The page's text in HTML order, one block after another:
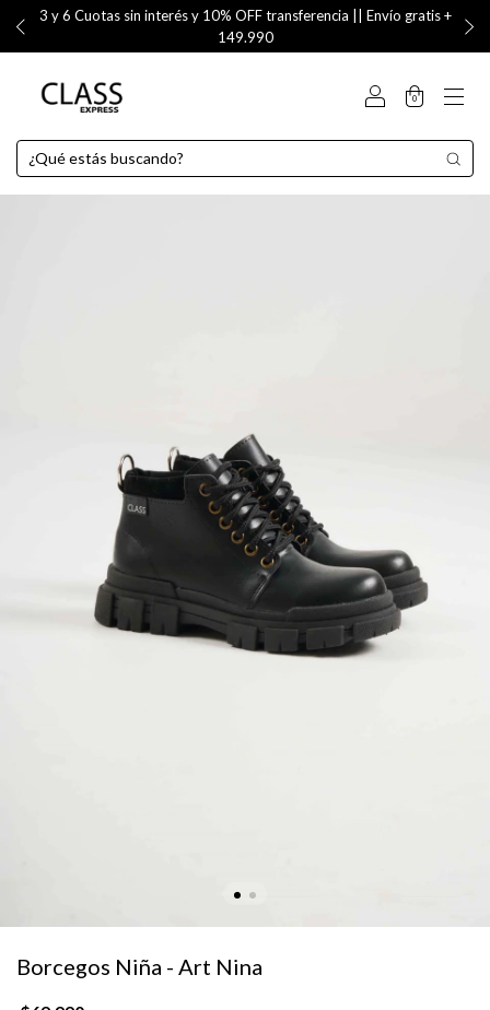
3 y 6 Cuotas sin interés y 10% OFF transferencia || Envío gratis +
149.990
0
Borcegos Niña - Art Nina